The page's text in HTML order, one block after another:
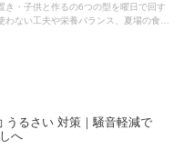
き・子供と作るの6つの型を曜日で回す
わない工夫や栄養バランス、夏場の食中
うるさい 対策｜騒音軽減で
へ